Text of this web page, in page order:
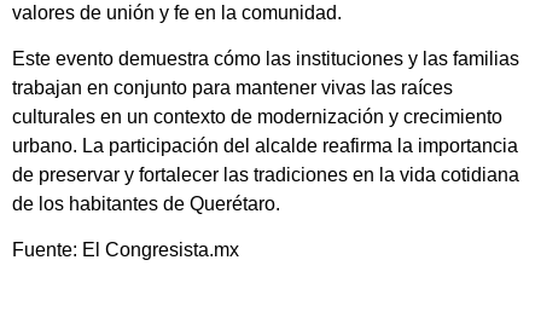
valores de unión y fe en la comunidad.
Este evento demuestra cómo las instituciones y las familias
trabajan en conjunto para mantener vivas las raíces
culturales en un contexto de modernización y crecimiento
urbano. La participación del alcalde reafirma la importancia
de preservar y fortalecer las tradiciones en la vida cotidiana
de los habitantes de Querétaro.
Fuente: El Congresista.mx